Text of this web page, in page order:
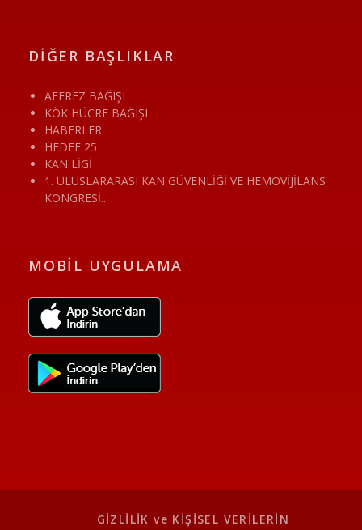
DİĞER BAŞLIKLAR
AFEREZ BAĞIŞI
KÖK HÜCRE BAĞIŞI
HABERLER
HEDEF 25
KAN LİGİ
1. ULUSLARARASI KAN GÜVENLİĞİ VE HEMOVİJİLANS
KONGRESİ..
MOBİL UYGULAMA
GİZLİLİK ve KİŞİSEL VERİLERİN